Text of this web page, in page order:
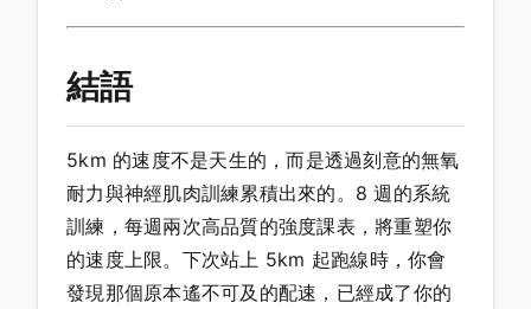
結語
5km 的速度不是天生的，而是透過刻意的無氧
耐力與神經肌肉訓練累積出來的。8 週的系統
訓練，每週兩次高品質的強度課表，將重塑你
的速度上限。下次站上 5km 起跑線時，你會
發現那個原本遙不可及的配速，已經成了你的